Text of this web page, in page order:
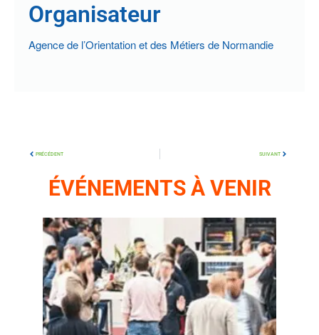
Organisateur
Agence de l’Orientation et des Métiers de Normandie
PRÉCÉDENT SUIVANT
ÉVÉNEMENTS À VENIR